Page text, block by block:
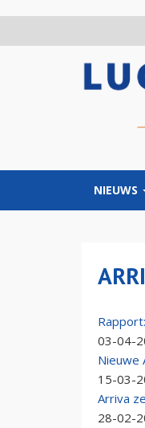
NIEUWS
03-04-
Nieuwe
15-03-
Arriva
28-02-